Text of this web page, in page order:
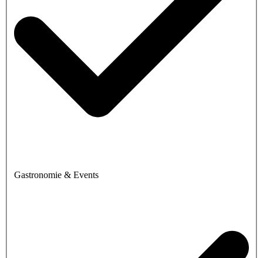
Gastronomie & Events